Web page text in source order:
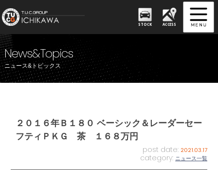
STOCK ACCESS
News&Topics
ニュース&トピックス
２０１６年Ｂ１８０ ベーシック＆レーダーセー
フティＰＫＧ 茶 １６８万円
post date: 2021.03.17
category: ニュース一覧